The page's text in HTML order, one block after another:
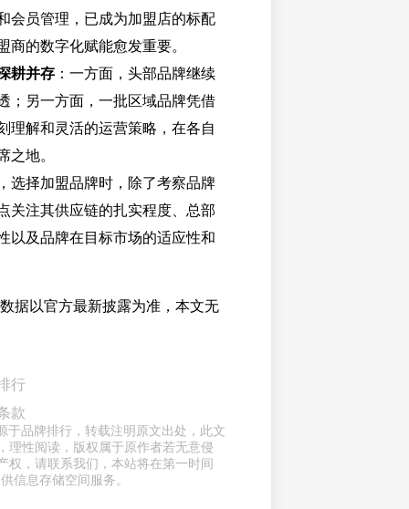
会员管理，已成为加盟店的标配
商的数字化赋能愈发重要。
耕并存：一方面，头部品牌继续
；另一方面，一批区域品牌凭借
理解和灵活的运营策略，在各自
之地。
选择加盟品牌时，除了考察品牌
关注其供应链的扎实程度、总部
以及品牌在目标市场的适应性和
据以官方最新披露为准，本文无
行
款
于品牌排行，转载注明原文出处，此文
理性阅读，版权属于原作者若无意侵
权，请联系我们，本站将在第一时间
信息存储空间服务。